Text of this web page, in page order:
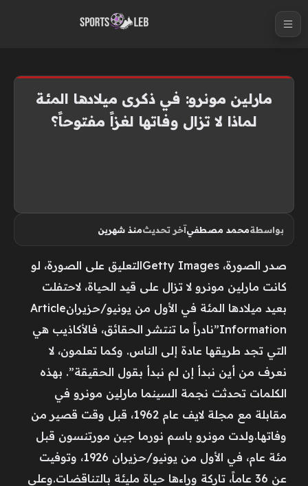
مارلين مونرو: في ذكرى ميلادها المئة
لماذا لا تزال وفاتها لغزاً مفتوحاً؟
بواسطةمحمد مصطفيآخر تحديثمنذ شهرين
صدر الصورة، Getty Imagesالتعليق على الصورة، لو
كانت مارلين مونرو لا تزال على قيد الحياة، لاحتفلت
بعيد ميلادها المئة في الأول من يونيو/حزيرانArticle
Information”نادراً ما تنتشر الحقائق، فالأكاذيب هي
التي تجد طريقها عادة إلى الناس. وكما تعلمون، لا
نعرف من أين نبدأ إن لم نبدأ بقول الحقيقة”. بهذه
الكلمات تحدثت نجمة السينما مارلين مونرو في
مقابلة مع مجلة لايف عام 1962، قبل وقت قصير من
وفاتها.ولدت مونرو باسم نورما جين مورتنسون قبل
مئة عام، في الأول من يونيو/حزيران 1926، وتوفيت
عن 36 عاماً، تاركة وراءها حياة مليئة بالتناقضات.وعلى